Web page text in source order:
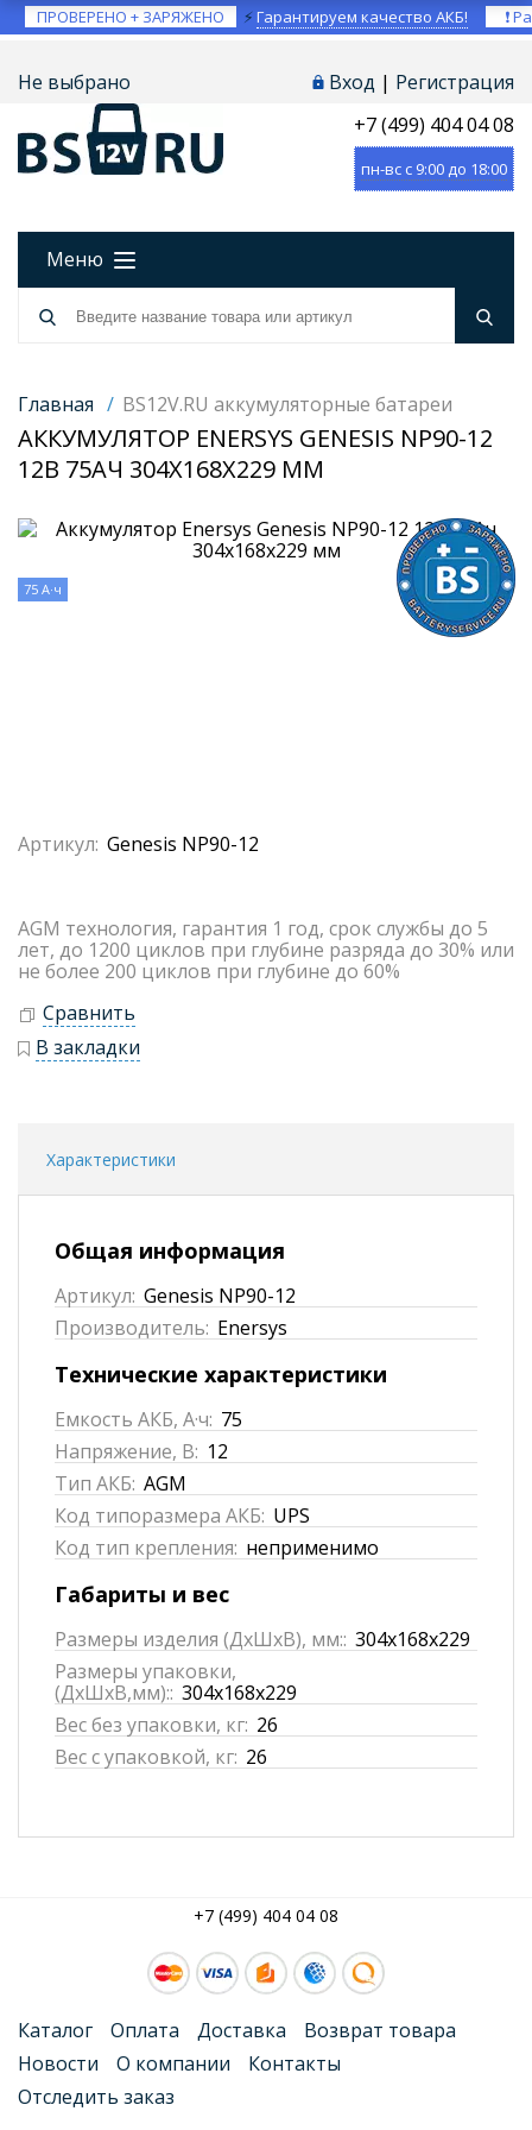
ПРОВЕРЕНО + ЗАРЯЖЕНО ⚡Гарантируем качество АКБ! ❗
Не выбрано Вход | Регистрация
+7 (499) 404 04 08
пн-вс с 9:00 до 18:00
Меню
Главная / BS12V.RU аккумуляторные батареи
АККУМУЛЯТОР ENERSYS GENESIS NP90-12
12В 75АЧ 304X168X229 ММ
75 А·ч
Артикул: Genesis NP90-12
AGM технология, гарантия 1 год, срок службы до 5
лет, до 1200 циклов при глубине разряда до 30% или
не более 200 циклов при глубине до 60%
Сравнить
В закладки
Характеристики
Общая информация
Артикул: Genesis NP90-12
Производитель: Enersys
Технические характеристики
Емкость АКБ, А·ч: 75
Напряжение, В: 12
Тип АКБ: AGM
Код типоразмера АКБ: UPS
Код тип крепления: неприменимо
Габариты и вес
Размеры изделия (ДхШхВ), мм:: 304x168x229
Размеры упаковки,
(ДхШхВ,мм):: 304x168x229
Вес без упаковки, кг: 26
Вес с упаковкой, кг: 26
+7 (499) 404 04 08
Каталог Оплата Доставка
Возврат товара
Новости
О компании
Контакты
Отследить заказ